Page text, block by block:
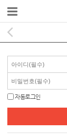
자동로그인